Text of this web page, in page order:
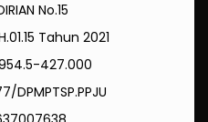
No.15
Tahun 2021
427.000
DPMPTSP.PPJU